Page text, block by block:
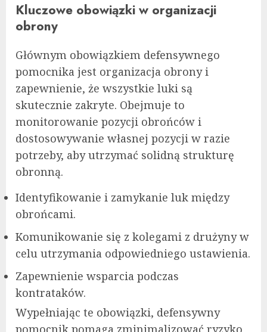
Kluczowe obowiązki w organizacji
obrony
Głównym obowiązkiem defensywnego
pomocnika jest organizacja obrony i
zapewnienie, że wszystkie luki są
skutecznie zakryte. Obejmuje to
monitorowanie pozycji obrońców i
dostosowywanie własnej pozycji w razie
potrzeby, aby utrzymać solidną strukturę
obronną.
Identyfikowanie i zamykanie luk między
obrońcami.
Komunikowanie się z kolegami z drużyny w
celu utrzymania odpowiedniego ustawienia.
Zapewnienie wsparcia podczas
kontrataków.
Wypełniając te obowiązki, defensywny